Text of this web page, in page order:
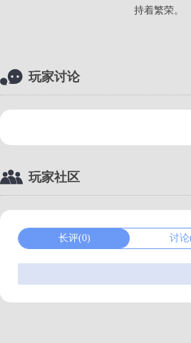
持着繁荣。
玩家讨论
玩家社区
长评(0) 讨论